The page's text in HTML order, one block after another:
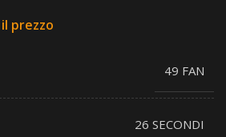
prezzo
49 FAN
26 SECONDI